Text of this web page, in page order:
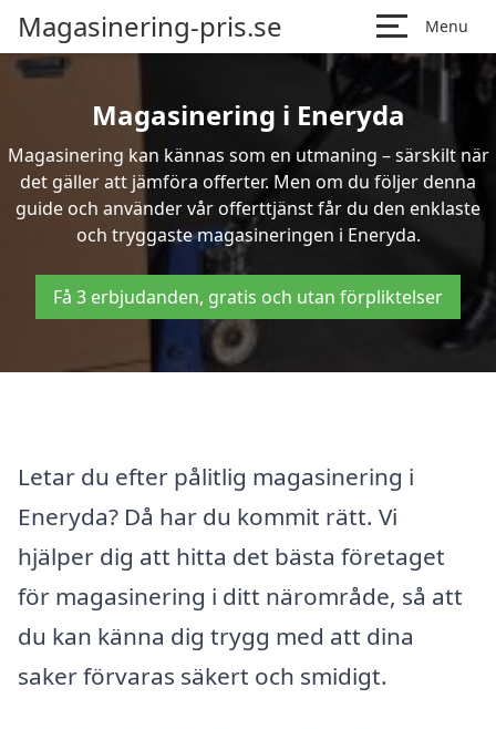
Magasinering-pris.se Menu
Magasinering i Eneryda
Magasinering kan kännas som en utmaning – särskilt när
det gäller att jämföra offerter. Men om du följer denna
guide och använder vår offerttjänst får du den enklaste
och tryggaste magasineringen i Eneryda.
Få 3 erbjudanden, gratis och utan förpliktelser
Letar du efter pålitlig magasinering i
Eneryda? Då har du kommit rätt. Vi
hjälper dig att hitta det bästa företaget
för magasinering i ditt närområde, så att
du kan känna dig trygg med att dina
saker förvaras säkert och smidigt.